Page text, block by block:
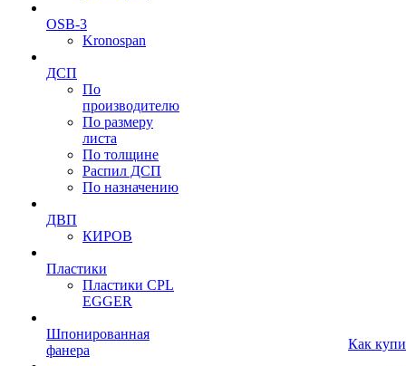
OSB-3
Kronospan
ДСП
По
производителю
По размеру
листа
По толщине
Распил ДСП
По назначению
ДВП
КИРОВ
Пластики
Пластики CPL
EGGER
Шпонированная
фанера
Как